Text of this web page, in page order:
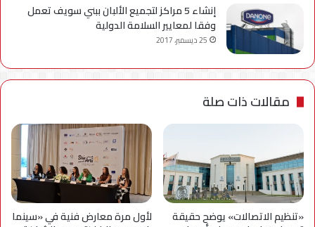
إنشاء 5 مراكز لتجميع الألبان ببني سويف تعمل
وفقا لمعايير السلامة الدولية
25 ديسمبر، 2017
مقالات ذات صلة
«تنظيم الاتصالات» يوضح حقيقة لأول مرة معارض فنية في «سينما